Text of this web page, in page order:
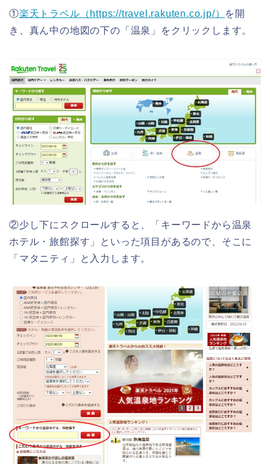
①楽天トラベル（https://travel.rakuten.co.jp/） を開
き、真ん中の地図の下の「温泉」をクリックします。
②少し下にスクロールすると、「キーワードから温泉
ホテル・旅館探す」といった項目があるので、そこに
「マタニティ」と入力します。